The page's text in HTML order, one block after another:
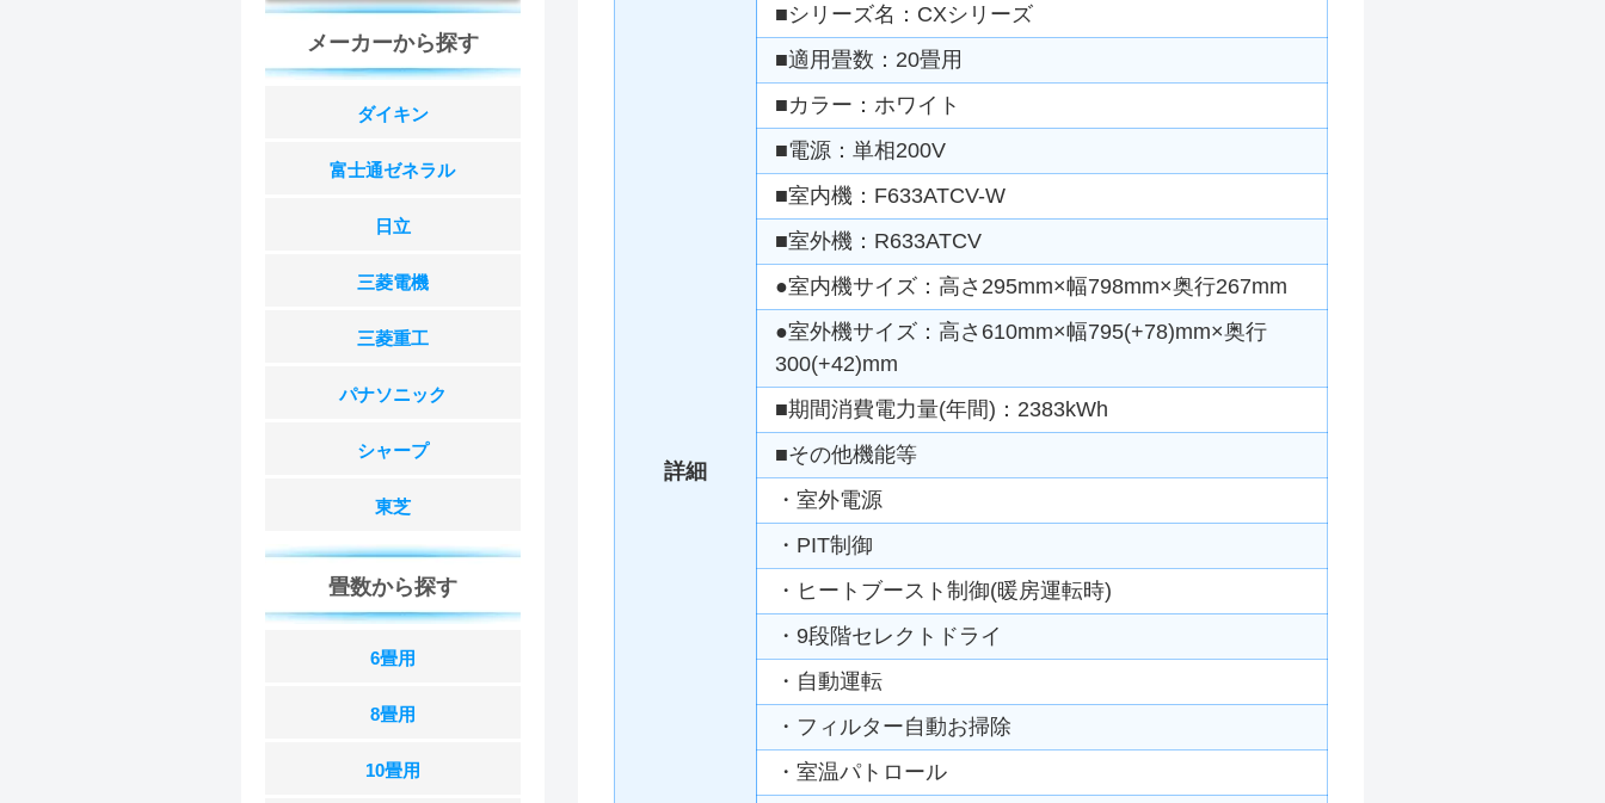
詳細
■シリーズ名：CXシリーズ
■適用畳数：20畳用
■カラー：ホワイト
■電源：単相200V
■室内機：F633ATCV-W
■室外機：R633ATCV
●室内機サイズ：高さ295mm×幅798mm×奥行267mm
●室外機サイズ：高さ610mm×幅795(+78)mm×奥行
300(+42)mm
■期間消費電力量(年間)：2383kWh
■その他機能等
・室外電源
・PIT制御
・ヒートブースト制御(暖房運転時)
・9段階セレクトドライ
・自動運転
・フィルター自動お掃除
・室温パトロール
メーカーから探す
ダイキン
富士通ゼネラル
日立
三菱電機
三菱重工
パナソニック
シャープ
東芝
畳数から探す
6畳用
8畳用
10畳用